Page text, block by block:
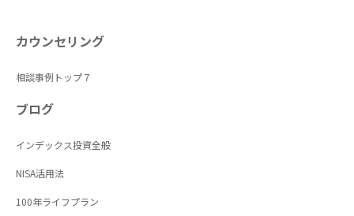
カウンセリング
相談事例トップ７
ブログ
インデックス投資全般
NISA活用法
100年ライフプラン